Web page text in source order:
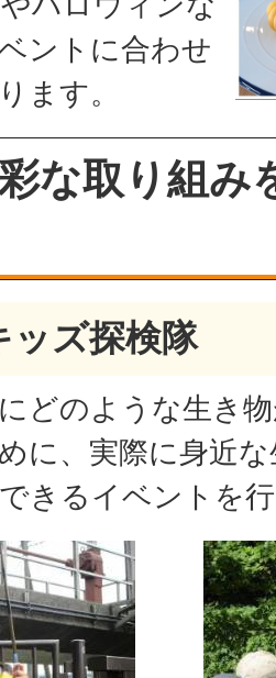
ントに合わせ
ます。
な取り組み
ッズ探検隊
どのような生き
に、実際に身近
きるイベントを